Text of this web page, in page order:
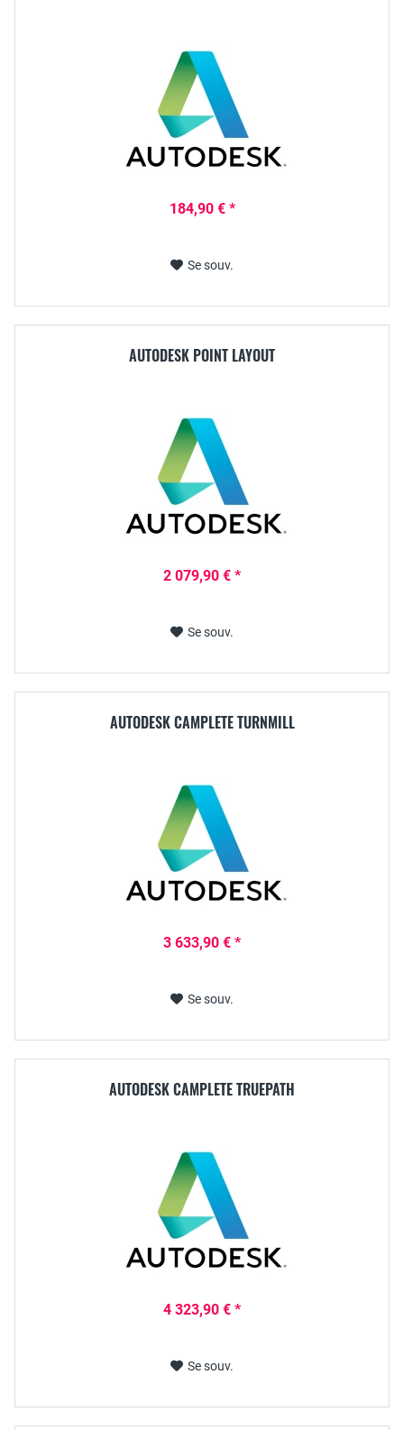
184,90 € *
Se souv.
AUTODESK POINT LAYOUT
2 079,90 € *
Se souv.
AUTODESK CAMPLETE TURNMILL
3 633,90 € *
Se souv.
AUTODESK CAMPLETE TRUEPATH
4 323,90 € *
Se souv.